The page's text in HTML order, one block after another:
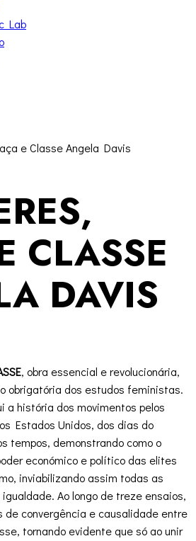
Lab
e Classe Angela Davis
CLASSE
DAVIS
, obra essencial e revolucionária,
obrigatória dos estudos feministas.
a história dos movimentos pelos
Estados Unidos, dos dias do
tempos, demonstrando como o
económico e político das elites
inviabilizando assim todas as
Ao longo de treze ensaios,
de convergência e causalidade entre
tornando evidente que só ao unir